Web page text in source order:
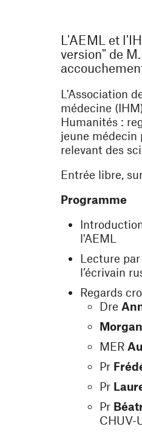
fenêtre)
L'AEML et
version" de
L'Association
médecine
Humanités :
jeune médecin
relevant des
Entrée libre,
Programme
l'AEML
Lecture
l’écrivain
Regards
Dre
MER
Pr
Pr
Pr
CHUV-